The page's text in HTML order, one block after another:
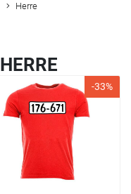
Herre
HERRE
-33%